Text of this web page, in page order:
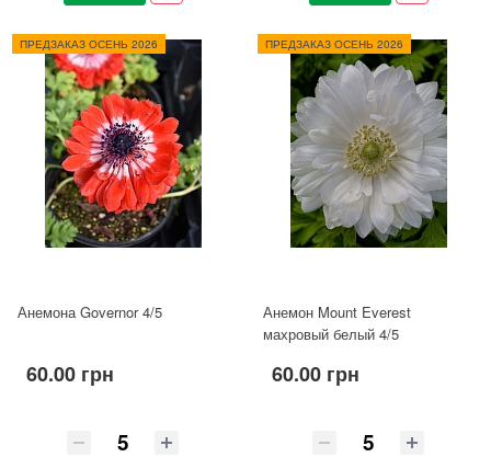
ПРЕДЗАКАЗ ОСЕНЬ 2026
Анемона Governor 4/5
60.00 грн
ПРЕДЗАКАЗ ОСЕНЬ 2026
Анемон Mount Everest
махровый белый 4/5
60.00 грн